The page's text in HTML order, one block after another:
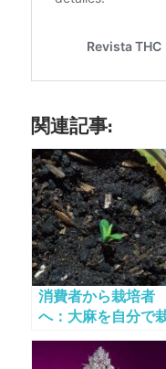
関連記事:
消費者から栽培者
へ：大麻を自分で
培すると、植物と
関係が変わる理由